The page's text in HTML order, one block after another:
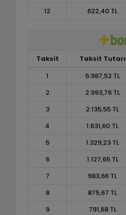
12
622,40 TL
Taksit Taksit Tutarı
1
5.987,52 TL
2
2.993,76 TL
3
2.135,55 TL
4
1.631,60 TL
5
1.329,23 TL
6
1.127,65 TL
7
983,66 TL
8
875,67 TL
9
791,68 TL